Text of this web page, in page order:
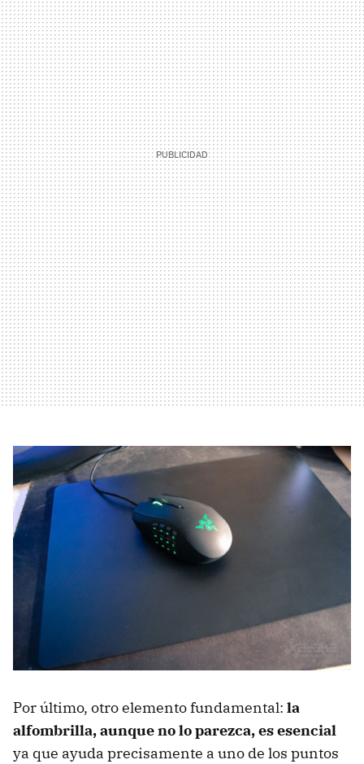
Por último, otro elemento fundamental: la
alfombrilla, aunque no lo parezca, es esencial
ya que ayuda precisamente a uno de los puntos